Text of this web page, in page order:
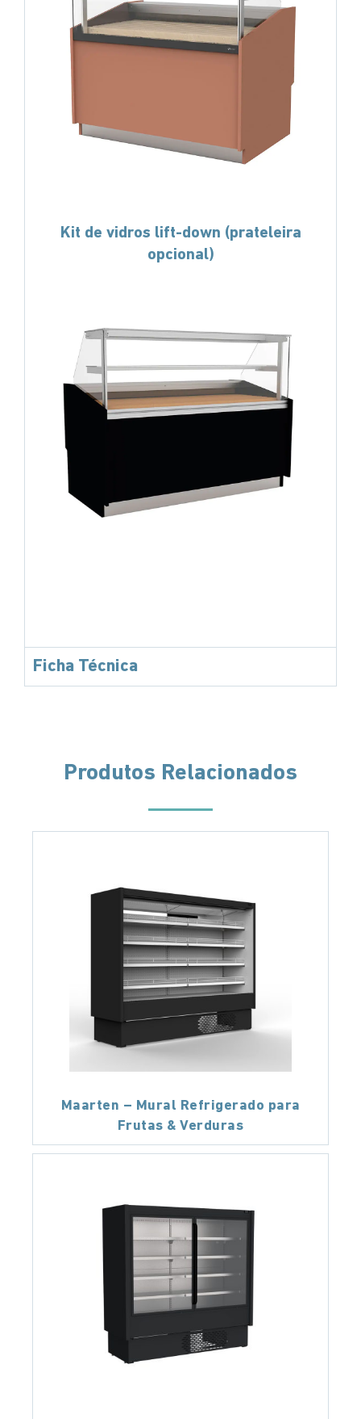
Kit de vidros lift-down (prateleira
opcional)
Ficha Técnica
Produtos Relacionados
Maarten – Mural Refrigerado para
Frutas & Verduras